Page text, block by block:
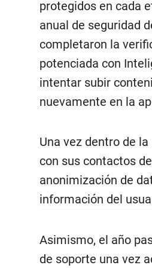
protegidos en cada
anual de seguridad
completaron la
potenciada con
intentar subir
nuevamente en la
Una vez dentro de
con sus contactos
anonimización de
información del
Asimismo, el año
de soporte una vez